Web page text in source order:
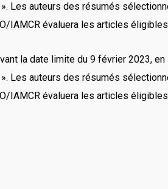
Les auteurs des résumés
évaluera les articles
la date limite du 9 février 2023,
Les auteurs des résumés
évaluera les articles